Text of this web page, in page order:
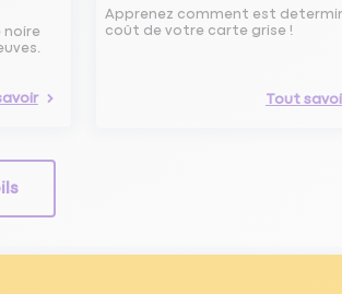
noire
Apprenez comment est
coût de votre carte grise !
Tout